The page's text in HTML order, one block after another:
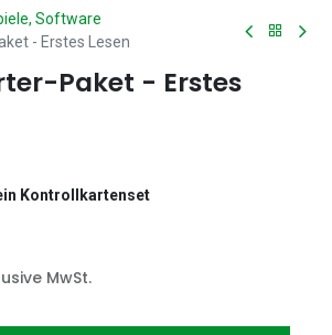
Software
- Erstes Lesen
Paket - Erstes
Kontrollkartenset
MwSt.